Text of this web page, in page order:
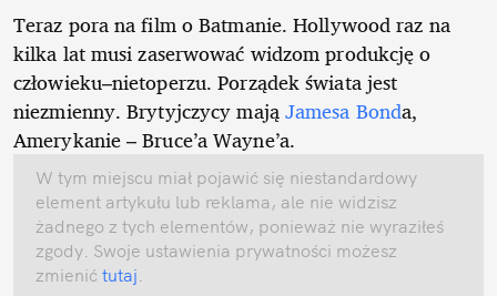
Teraz pora na film o Batmanie. Hollywood raz na
kilka lat musi zaserwować widzom produkcję o
człowieku–nietoperzu. Porządek świata jest
niezmienny. Brytyjczycy mająJamesa Bonda,
Amerykanie – Bruce’a Wayne’a.
W tym miejscu miał pojawić się niestandardowy
element artykułu lub reklama, ale nie widzisz
żadnego z tych elementów, ponieważ nie wyraziłeś
zgody. Swoje ustawienia prywatności możesz
zmienić tutaj